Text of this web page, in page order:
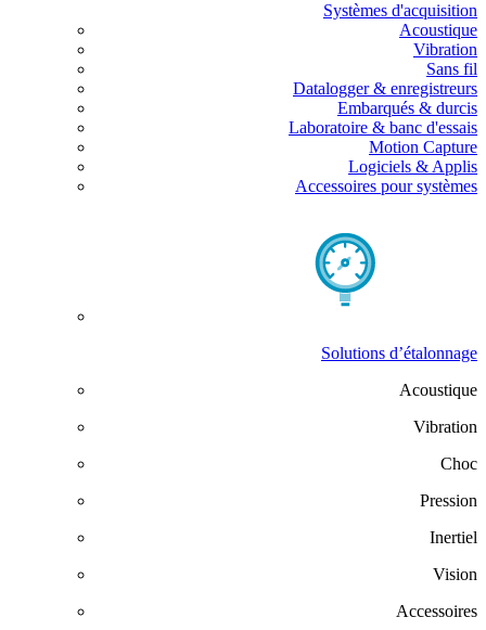
Systèmes d'acquisition
Acoustique
Vibration
Sans fil
Datalogger & enregistreurs
Embarqués & durcis
Laboratoire & banc d'essais
Motion Capture
Logiciels & Applis
Accessoires pour systèmes
Solutions d’étalonnage
Acoustique
Vibration
Choc
Pression
Inertiel
Vision
Accessoires